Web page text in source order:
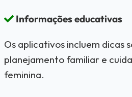
Informações educativas
Os aplicativos incluem dicas
planejamento familiar e
feminina.